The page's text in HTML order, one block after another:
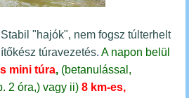
"hajók", nem fogsz túlterhelt
túravezetés. A napon belül
mini túra, (betanulással,
2 óra,) vagy ii) 8 km-es,